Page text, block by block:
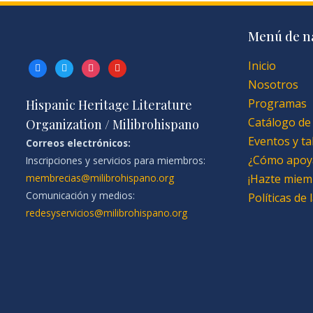
facebooktwitterinstagramyoutube
Hispanic Heritage Literature
Organization / Milibrohispano
Correos electrónicos:
Inscripciones y servicios para miembros:
membrecias@milibrohispano.org
Comunicación y medios:
redesyservicios@milibrohispano.org
Menú de
Inicio
Nosotros
Programas
Catálogo
Eventos y
¿Cómo
¡Hazte
Políticas de